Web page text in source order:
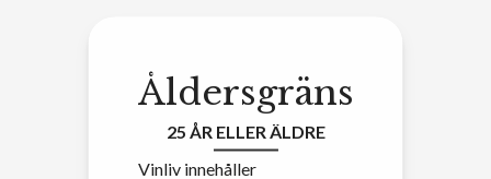
Åldersgräns
25 ÅR ELLER ÄLDRE
Vinliv innehåller